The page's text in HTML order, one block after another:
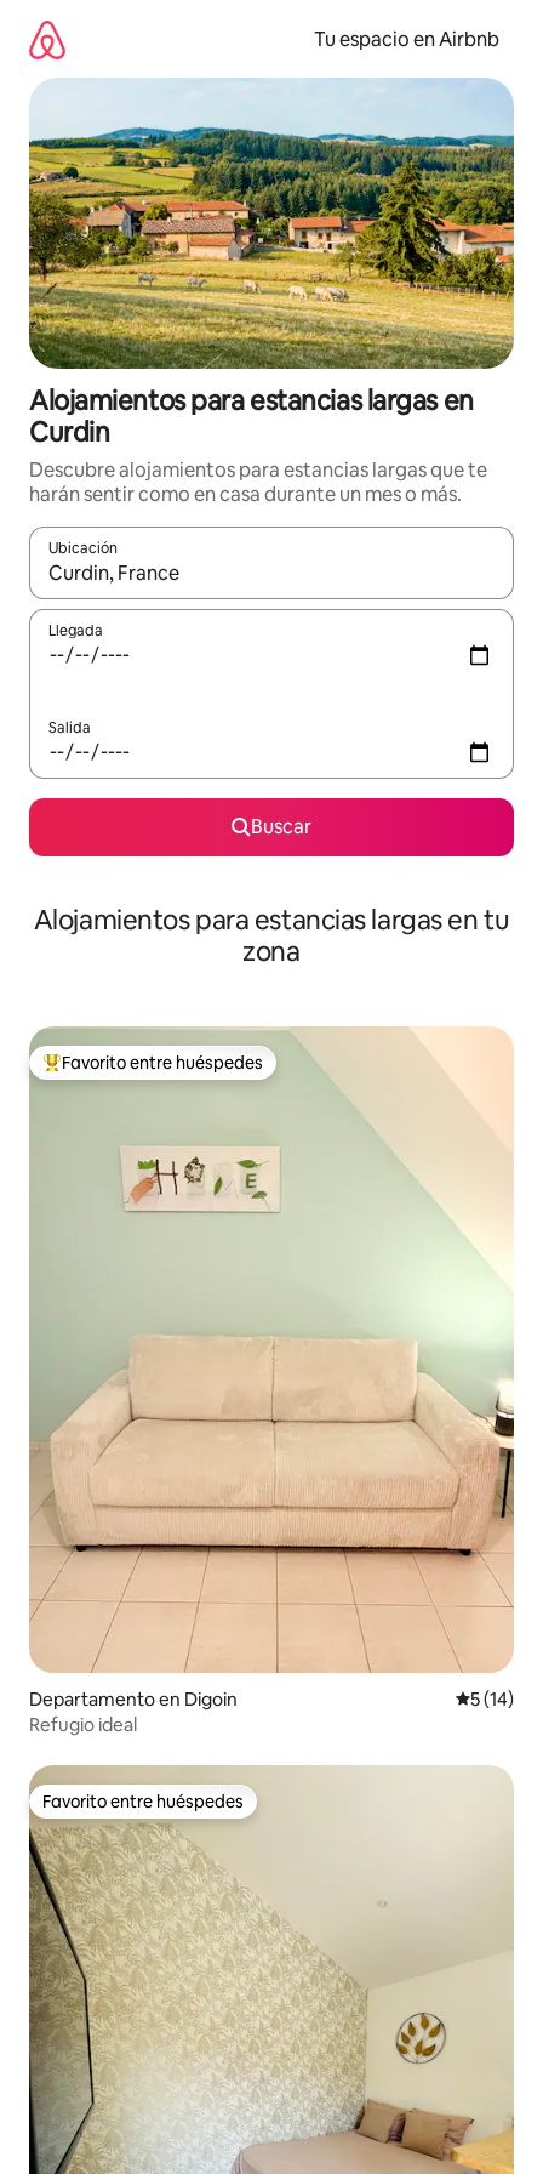
contenido
Tu espacio en Airbnb
Alojamientos para estancias largas en
Curdin
Descubre alojamientos para estancias largas que te
harán sentir como en casa durante un mes o más.
Ubicación
Cuando los resultados estén disponibles, podrás navegar
Llegada
Salida
Buscar
Alojamientos para estancias largas en tu
zona
De los mejores en Favorito entre huéspedes
Favorito entre huéspedes
Departamento en Digoin
5 (14)
Refugio ideal
Favorito entre huéspedes
Favorito entre huéspedes